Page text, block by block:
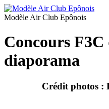
Modèle Air Club Epônois
Concours F3C
diaporama
Crédit photos